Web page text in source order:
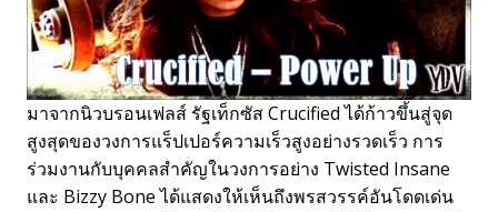
มาจากนิวบรอนเฟลส์ รัฐเท็กซัส Crucified ได้ก้าวขึ้นสู่จุด
สูงสุดของวงการแร็ปเปอร์ความเร็วสูงอย่างรวดเร็ว การ
ร่วมงานกับบุคคลสำคัญในวงการอย่าง Twisted Insane
และ Bizzy Bone ได้แสดงให้เห็นถึงพรสวรรค์อันโดดเด่น